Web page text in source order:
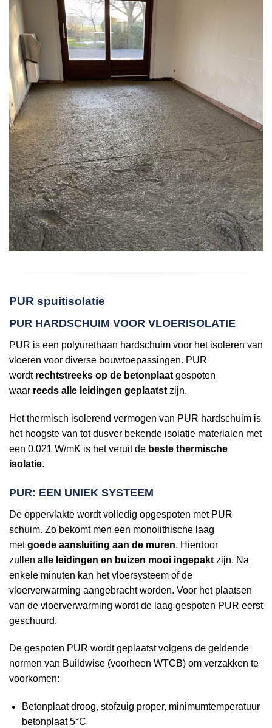
PUR spuitisolatie
PUR HARDSCHUIM VOOR VLOERISOLATIE
PUR is een polyurethaan hardschuim voor het isoleren van
vloeren voor diverse bouwtoepassingen. PUR
wordt rechtstreeks op de betonplaat gespoten
waar reeds alle leidingen geplaatst zijn.
Het thermisch isolerend vermogen van PUR hardschuim is
het hoogste van tot dusver bekende isolatie materialen met
een 0,021 W/mK is het veruit de beste thermische
isolatie.
PUR: EEN UNIEK SYSTEEM
De oppervlakte wordt volledig opgespoten met PUR
schuim. Zo bekomt men een monolithische laag
metgoede aansluiting aan de muren. Hierdoor
zullen alle leidingen en buizen mooi ingepakt zijn. Na
enkele minuten kan het vloersysteem of de
vloerverwarming aangebracht worden. Voor het plaatsen
van de vloerverwarming wordt de laag gespoten PUR eerst
geschuurd.
De gespoten PUR wordt geplaatst volgens de geldende
normen van Buildwise (voorheen WTCB) om verzakken te
voorkomen:
Betonplaat droog, stofzuig proper, minimumtemperatuur
betonplaat 5°C